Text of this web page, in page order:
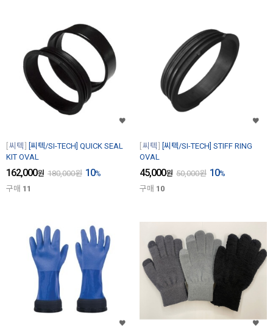
씨텍
[씨텍/SI-TECH] QUICK SEAL
KIT OVAL
162,000원 180,000원 10%
구매 11
씨텍
[씨텍/SI-TECH] STIFF RING
OVAL
45,000원 50,000원 10%
구매 10